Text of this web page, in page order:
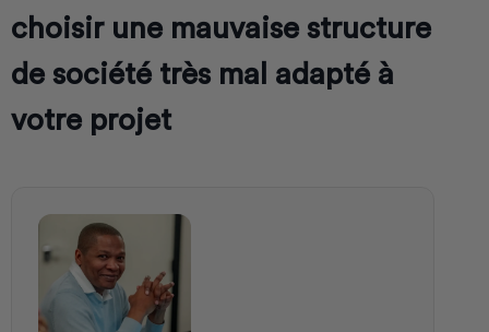
choisir une mauvaise structure
de société très mal adapté à
votre projet